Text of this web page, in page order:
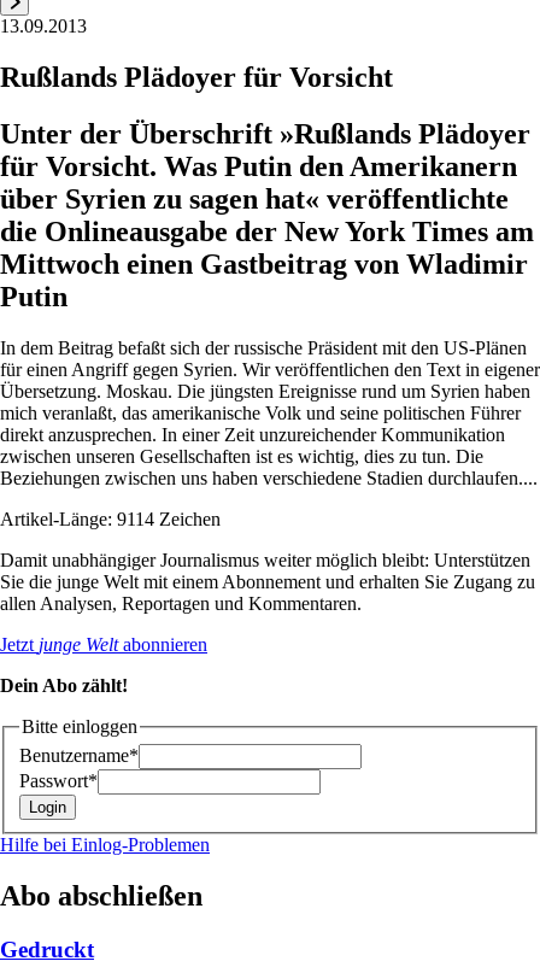
13.09.2013
Rußlands Plädoyer für Vorsicht
Unter der Überschrift »Rußlands Plädoyer
für Vorsicht. Was Putin den Amerikanern
über Syrien zu sagen hat« veröffentlichte
die Onlineausgabe der New York Times am
Mittwoch einen Gastbeitrag von Wladimir
Putin
In dem Beitrag befaßt sich der russische Präsident mit den US-Plänen
für einen Angriff gegen Syrien. Wir veröffentlichen den Text in eigener
Übersetzung. Moskau. Die jüngsten Ereignisse rund um Syrien haben
mich veranlaßt, das amerikanische Volk und seine politischen Führer
direkt anzusprechen. In einer Zeit unzureichender Kommunikation
zwischen unseren Gesellschaften ist es wichtig, dies zu tun. Die
Beziehungen zwischen uns haben verschiedene Stadien durchlaufen....
Artikel-Länge: 9114 Zeichen
Damit unabhängiger Journalismus weiter möglich bleibt: Unterstützen
Sie die junge Welt mit einem Abonnement und erhalten Sie Zugang zu
allen Analysen, Reportagen und Kommentaren.
Jetzt junge Weltabonnieren
Dein Abo zählt!
Bitte einloggen
Benutzername*
Passwort*
Hilfe bei Einlog-Problemen
Abo abschließen
Gedruckt